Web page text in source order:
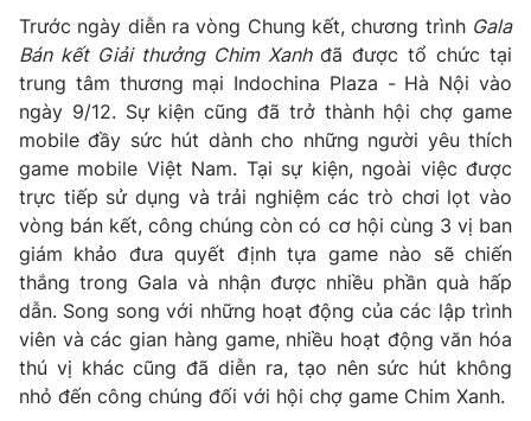
Giải sao mai
Sao
Làm đẹp
Chất lượng cuộc sống
Giáo dục
Tuyển sinh
Học trực tuyến
Công nghệ
Hitech Công nghệ tương lai
Sản phẩm
Thị trường
Tư vấn
Giao lưu trực tuyến
Lịch phát sóng
Chuyên mục khác
Emagazine Podcast
Trước ngày diễn ra vòng Chung kết, chương trình Gala
Bán kết Giải thưởng Chim Xanhđã được tổ chức tại
trung tâm thương mại Indochina Plaza - Hà Nội vào
ngày 9/12. Sự kiện cũng đã trở thành hội chợ game
mobile đầy sức hút dành cho những người yêu thích
game mobile Việt Nam. Tại sự kiện, ngoài việc được
trực tiếp sử dụng và trải nghiệm các trò chơi lọt vào
vòng bán kết, công chúng còn có cơ hội cùng 3 vị ban
giám khảo đưa quyết định tựa game nào sẽ chiến
thắng trong Gala và nhận được nhiều phần quà hấp
dẫn. Song song với những hoạt động của các lập trình
viên và các gian hàng game, nhiều hoạt động văn hóa
thú vị khác cũng đã diễn ra, tạo nên sức hút không
nhỏ đến công chúng đối với hội chợ game Chim Xanh.